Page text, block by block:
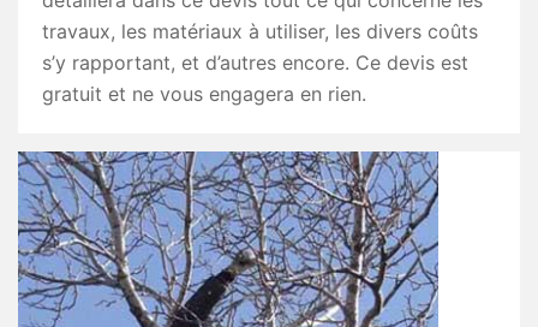
travaux, les matériaux à utiliser, les divers coûts
s’y rapportant, et d’autres encore. Ce devis est
gratuit et ne vous engagera en rien.